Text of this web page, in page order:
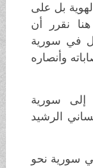
بل على
نقرر أن
في سورية
وأنصاره
سورية
الرشيد
نحو